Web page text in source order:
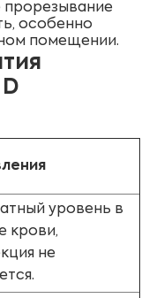
прорезывание
особенно
помещении.
уровень в
крови,
не